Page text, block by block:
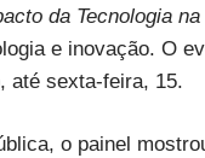
da Tecnologia
e inovação. O
até sexta-feira, 15.
o painel